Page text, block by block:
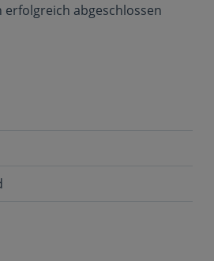
erfolgreich abgeschlossen